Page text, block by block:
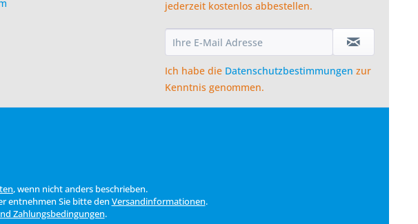
jederzeit kostenlos abbestellen.
Ich habe die Datenschutzbestimmungen zur
Kenntnis genommen.
, wenn nicht anders beschrieben.
entnehmen Sie bitte den Versandinformationen.
Zahlungsbedingungen.